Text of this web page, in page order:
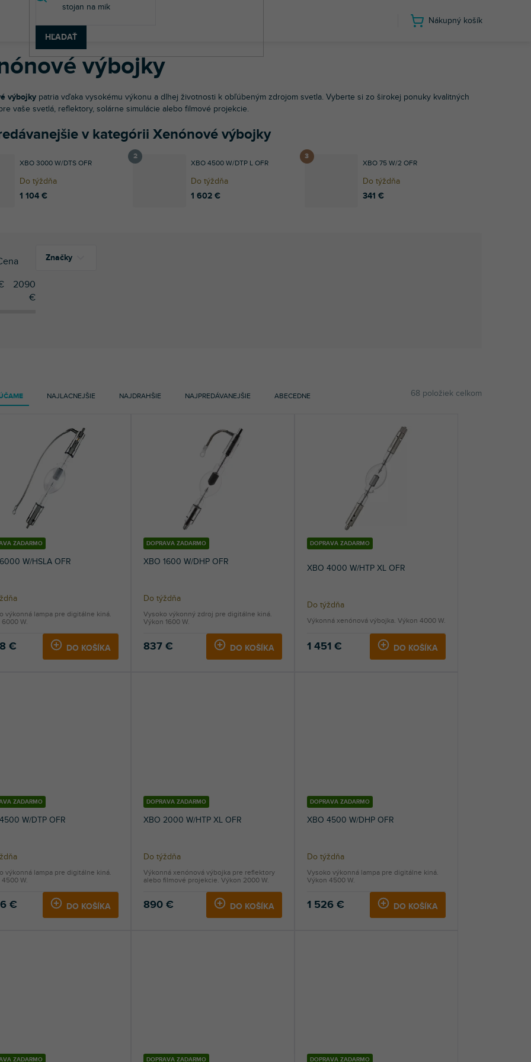
HĽADAŤ
Nákupný košík
technika Svetelné zdroje
výbojky
výbojky patria vďaka vysokému výkonu a dlhej životnosti k obľúbeným zdrojom svetla. Vyberte si zo širokej ponuky kvalitných
vaše svetlá, reflektory, solárne simulácie alebo filmové projekcie.
v kategórii Xenónové výbojky
XBO 3000 W/DTS OFR
Do týždňa
1 104 €
XBO 4500 W/DTP L OFR
Do týždňa
1 602 €
XBO 75 W/2 OFR
Do týždňa
341 €
NAJLACNEJŠIE NAJDRAHŠIE NAJPREDÁVANEJŠIE ABECEDNE 68 položiek celkom
2090
€
Značky
ZADARMO
W/HSLA OFR
€ DO KOŠÍKA
výkonná lampa pre digitálne kiná.
W.
DOPRAVA ZADARMO
XBO 1600 W/DHP OFR
Do týždňa
837 € DO KOŠÍKA
Vysoko výkonný zdroj pre digitálne kiná.
Výkon 1600 W.
DOPRAVA ZADARMO
XBO 4000 W/HTP XL OFR
Do týždňa
1 451 € DO KOŠÍKA
Výkonná xenónová výbojka. Výkon 4000 W.
ZADARMO
W/DTP OFR
€ DO KOŠÍKA
výkonná lampa pre digitálne kiná.
W.
DOPRAVA ZADARMO
XBO 2000 W/HTP XL OFR
Do týždňa
890 € DO KOŠÍKA
Výkonná xenónová výbojka pre reflektory
alebo filmové projekcie. Výkon 2000 W.
DOPRAVA ZADARMO
XBO 4500 W/DHP OFR
Do týždňa
1 526 € DO KOŠÍKA
Vysoko výkonná lampa pre digitálne kiná.
Výkon 4500 W.
ZADARMO DOPRAVA ZADARMO DOPRAVA ZADARMO